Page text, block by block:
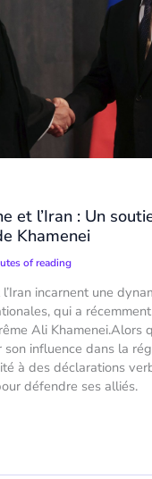
et l’Iran : Un
Khamenei
of reading
incarnent une
qui a
Ali Khamenei.Alors
influence dans la
à des déclarations
défendre ses alliés.